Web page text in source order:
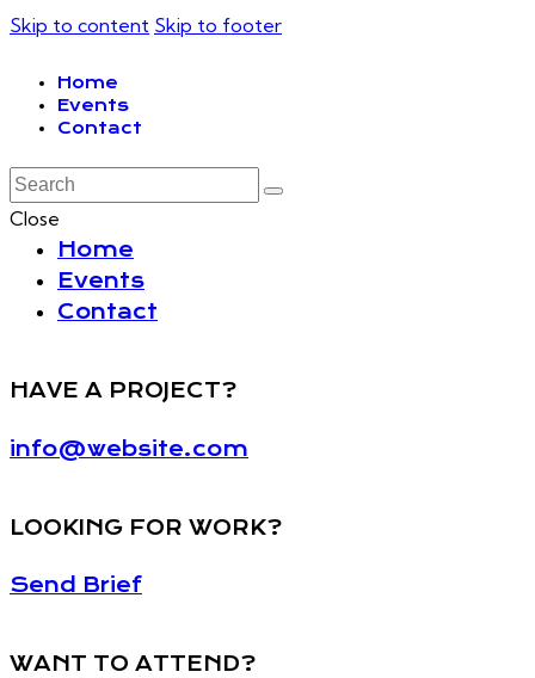
Skip to content Skip to footer
Home
Events
Contact
Close
Home
Events
Contact
HAVE A PROJECT?
info@website.com
LOOKING FOR WORK?
Send Brief
WANT TO ATTEND?